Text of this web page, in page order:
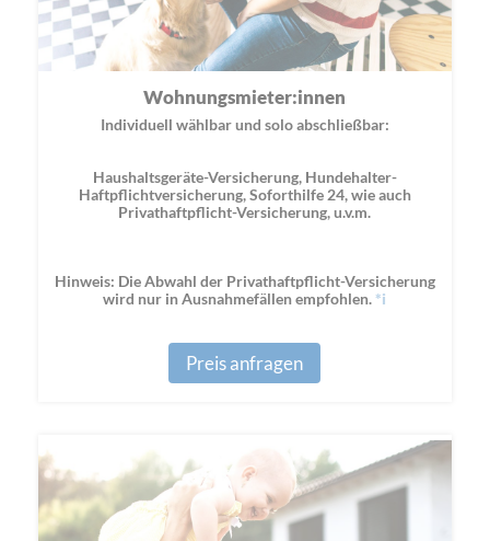
Wohnungsmieter:innen
Individuell wählbar und solo abschließbar:
Haushaltsgeräte-Versicherung, Hundehalter-
Haftpflichtversicherung, Soforthilfe 24, wie auch
Privathaftpflicht-Versicherung, u.v.m.
Hinweis: Die Abwahl der Privathaftpflicht-Versicherung
wird nur in Ausnahmefällen empfohlen.*i
Preis anfragen